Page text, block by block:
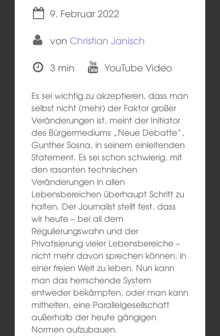
9. Februar 2022
von Christian Janisch
3 min
YouTube Video
Es sei wichtig zu akzeptieren, dass man
selbst nicht (mehr) der Faktor großer
Veränderungen ist, meint der Initiator
des Bürgermediums „Neue Debatte“,
Gunther Sosna, in seinem einleitenden
Statement. Es sei schon schwierig, mit
den rasanten technischen
Veränderungen in allen
Lebensbereichen überhaupt Schritt zu
halten. Der Journalist stellt fest, dass
wir heute – bei all dem
Regulierungswahn und der
Privatisierung vieler Lebensbereiche –
nicht mehr davon sprechen können, in
einer freien Welt zu leben. Nun kann
man das herrschende System
entweder bekämpfen, oder man kann
mithelfen, eine Parallelgesellschaft
außerhalb der heute gängigen
Normen aufzubauen.